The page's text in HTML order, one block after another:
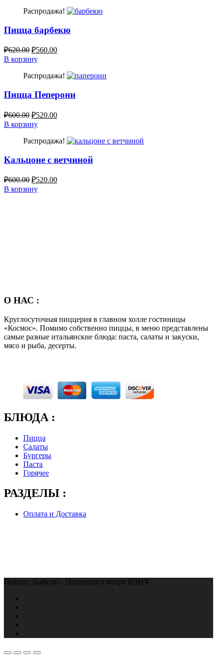
Распродажа!
Пицца барбекю
₽620.00 ₽560.00
В корзину
Распродажа!
Пицца Пеперони
₽600.00 ₽520.00
В корзину
Распродажа!
Кальцоне с ветчиной
₽600.00 ₽520.00
В корзину
О НАС :
Круглосуточная пиццерия в главном холле гостиницы
«Космос». Помимо собственно пиццы, в меню представлены
самые разные итальянские блюда: паста, салаты и закуски,
мясо и рыба, десерты.
БЛЮДА :
Пицца
Салаты
Бургеры
Паста
Горячее
РАЗДЕЛЫ :
Оплата и Доставка
Пиколо Дьяболо - Пиццерия у метро ВДНХ